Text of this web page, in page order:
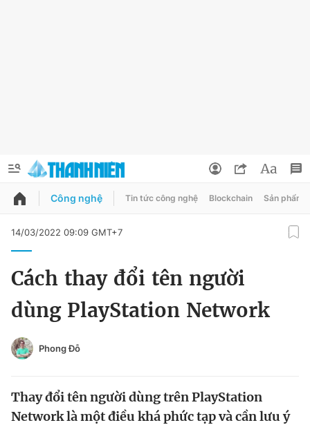
QUẢNG CÁO ĐẶT BÁO
Chào ngày mới
Tin thị trường Tin 360
Đổi mật khẩu
Tin đã lưu
Công nghệ Tin tức công nghệ Blockchain Sản phẩm
14/03/2022 09:09 GMT+7
Cách thay đổi tên người
dùng PlayStation Network
Phong Đỗ
Thay đổi tên người dùng trên PlayStation
Network là một điều khá phức tạp và cần lưu ý